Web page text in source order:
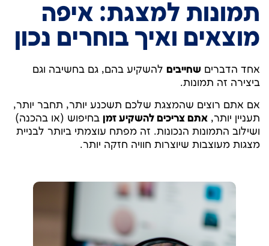
תמונות למצגת: איפה
מוצאים ואיך בוחרים נכון
אחד הדברים שחייבים להשקיע בהם, גם בחשיבה וגם
ביצירה זה תמונות.
אם אתם רוצים שהמצגת שלכם תשכנע יותר, תחבר יותר,
תעניין יותר, אתם צריכים להשקיע זמן בחיפוש (או בהכנה)
ושילוב התמונות הנכונות. זה מפתח עוצמתי ביותר לבניית
מצגות מעוצבות שיוצרות חוויה חזקה יותר.